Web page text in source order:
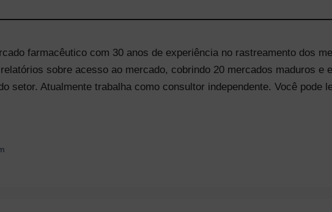
farmacêutico com 30 anos de experiência no rastreamento dos
sobre acesso ao mercado, cobrindo 20 mercados maduros e
setor. Atualmente trabalha como consultor independente. Você pode